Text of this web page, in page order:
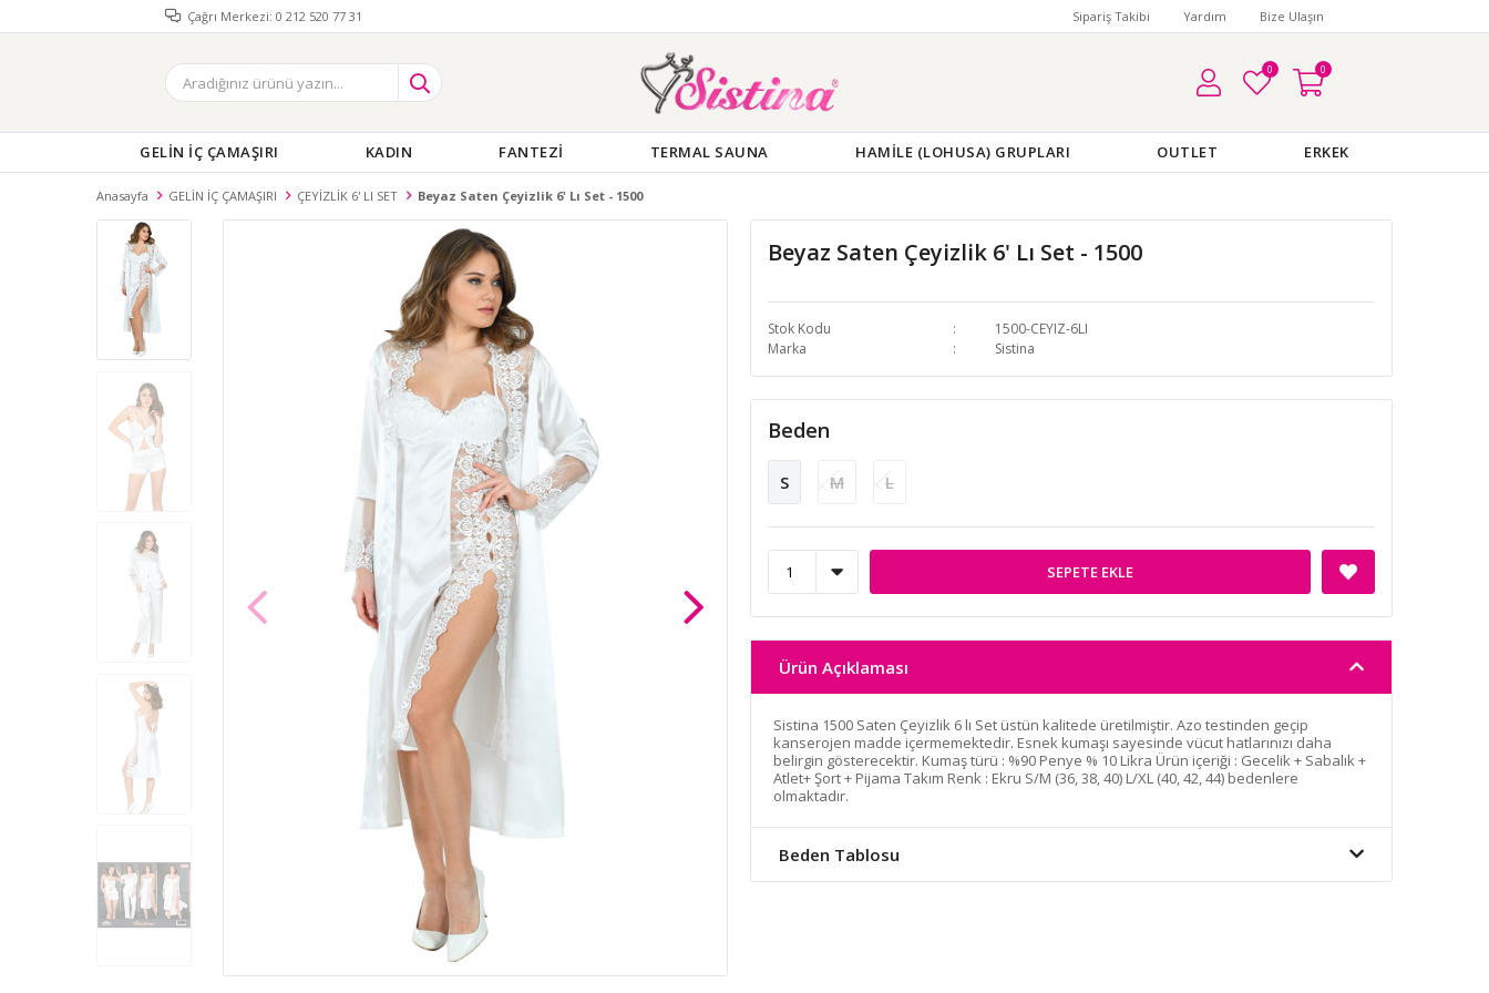
Çağrı Merkezi: 0 212 520 77 31 Sipariş Takibi Yardım Bize Ulaşın
0 0
GELİN İÇ ÇAMAŞIRI KADIN FANTEZİ TERMAL SAUNA HAMİLE (LOHUSA) GRUPLARI OUTLET ERKEK
Anasayfa GELİN İÇ ÇAMAŞIRI ÇEYİZLİK 6' LI SET Beyaz Saten Çeyizlik 6' Lı Set - 1500
Beyaz Saten Çeyizlik 6' Lı Set - 1500
Stok Kodu
1500-CEYIZ-6LI
Marka
Sistina
Beden
S M L
SEPETE EKLE
Ürün Açıklaması
Sistina 1500 Saten Çeyizlik 6 lı Set üstün kalitede üretilmiştir. Azo testinden geçip
kanserojen madde içermemektedir. Esnek kumaşı sayesinde vücut hatlarınızı daha
belirgin gösterecektir. Kumaş türü : %90 Penye % 10 Likra Ürün içeriği : Gecelik + Sabalık +
Atlet+ Şort + Pijama Takım Renk : Ekru S/M (36, 38, 40) L/XL (40, 42, 44) bedenlere
olmaktadır.
Beden Tablosu